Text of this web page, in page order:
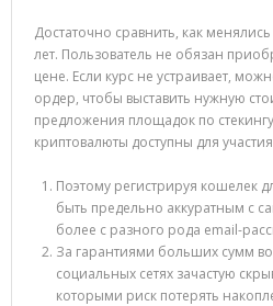
Достаточно сравнить, как
лет. Пользователь не обязан
цене. Если курс не устраивает,
ордер, чтобы выставить нужную
предложения площадок по
криптовалюты доступны для
Поэтому регистрируя кошелек
быть предельно аккуратным с
более с разного рода email-
За гарантиями больших сумм
социальных сетях зачастую
которыми риск потерять